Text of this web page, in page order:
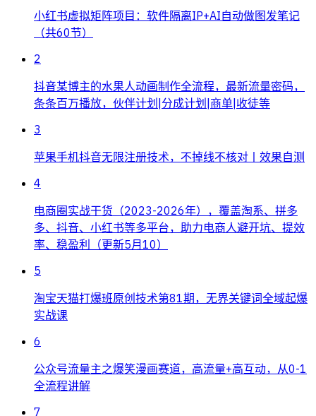
小红书虚拟矩阵项目：软件隔离IP+AI自动做图发笔记
（共60节）
2
抖音某博主的水果人动画制作全流程，最新流量密码，
条条百万播放，伙伴计划|分成计划|商单|收徒等
3
苹果手机抖音无限注册技术，不掉线不核对丨效果自测
4
电商圈实战干货（2023-2026年），覆盖淘系、拼多
多、抖音、小红书等多平台，助力电商人避开坑、提效
率、稳盈利（更新5月10）
5
淘宝天猫打爆班原创技术第81期，无界关键词全域起爆
实战课
6
公众号流量主之爆笑漫画赛道，高流量+高互动，从0-1
全流程讲解
7